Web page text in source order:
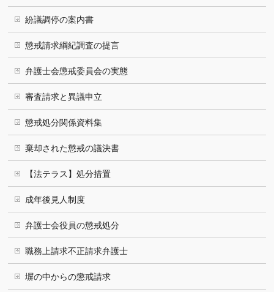
紛議調停の案内書
懲戒請求綱紀調査の提言
弁護士会懲戒委員会の実態
審査請求と異議申立
懲戒処分関係資料集
棄却された懲戒の議決書
【法テラス】処分措置
成年後見人制度
弁護士会役員の懲戒処分
職務上請求不正請求弁護士
塀の中からの懲戒請求